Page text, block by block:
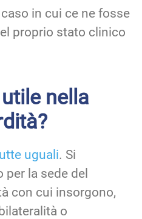
in cui ce ne fosse
proprio stato clinico
nella
uguali. Si
la sede del
con cui insorgono,
o